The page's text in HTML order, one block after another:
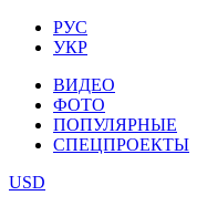
РУС
УКР
ВИДЕО
ФОТО
ПОПУЛЯРНЫЕ
СПЕЦПРОЕКТЫ
USD